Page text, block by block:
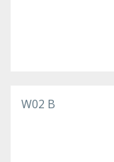
W02 B